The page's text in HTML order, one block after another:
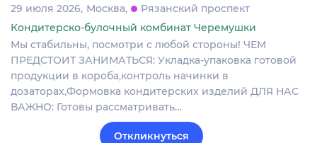
29 июля 2026 Москва
Рязанский проспект
Кондитерско-булочный комбинат Черемушки
Мы стабильны, посмотри с любой стороны! ЧЕМ
ПРЕДСТОИТ ЗАНИМАТЬСЯ: Укладка-упаковка готовой
продукции в короба,контроль начинки в
дозаторах,Формовка кондитерских изделий ДЛЯ НАС
ВАЖНО: Готовы рассматривать…
Откликнуться